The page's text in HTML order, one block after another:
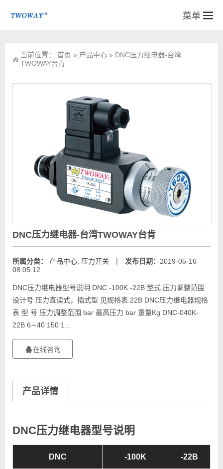
菜单
当前位置： 首页 » 产品中心 » DNC压力继电器-台湾
TWOWAY台肯
DNC压力继电器-台湾TWOWAY台肯
所属分类： 产品中心 压力开关 | 发布日期： 2019-05-16
08:05:12
DNC压力继电器型号说明 DNC -100K -22B 型式 压力调整范围
设计号 压力直读式，插式型 见规格表 22B DNC压力继电器规格
表 型 号 压力调整范围 bar 最高压力 bar 重量Kg DNC-040K-
22B 6∼40 150 1...
在线咨询
产品详情
DNC压力继电器型号说明
DNC -100K -22B